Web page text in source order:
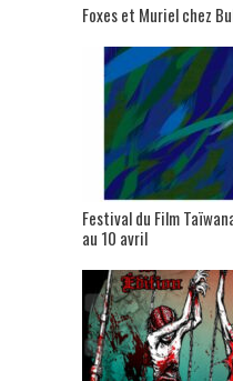
Foxes et Muriel chez
Festival du Film
au 10 avril